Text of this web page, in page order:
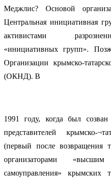
Меджлис? Основой
Центральная инициативная
активистами
«инициативных групп».
Организации крымско-
(ОКНД). В
1991 году, когда был
представителей крымско-
(первый после возвращения
организаторами
самоуправления»